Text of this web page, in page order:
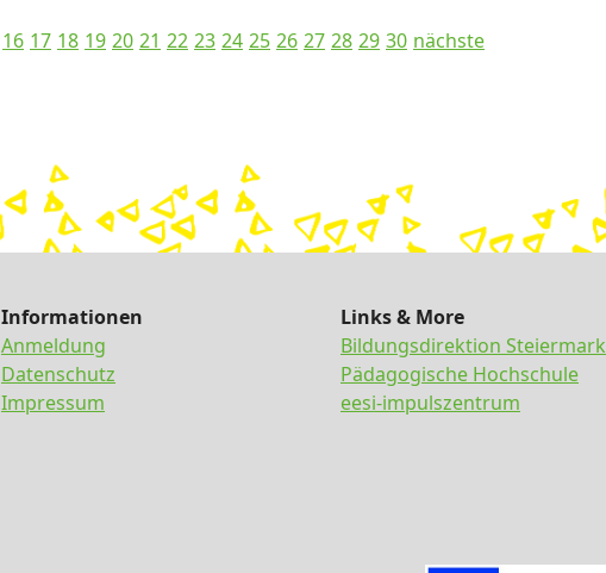
16 17 18 19 20 21 22 23 24 25 26 27 28 29 30 nächste
Informationen
Anmeldung
Datenschutz
Impressum
Links & More
Bildungsdirektion Steiermark
Pädagogische Hochschule
eesi-impulszentrum